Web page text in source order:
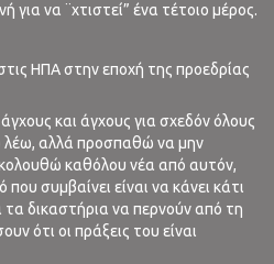
για να ¨χτιστεί” ένα τέτοιο μέρος.
ΗΠΑ στην εποχή της προεδρίας
και άγχους για σχεδόν όλους
αλλά προσπαθώ να μην
καθόλου νέα από αυτόν,
συμβαίνει είναι να κάνει κάτι
τα δικαστήρια να περνούν από τη
ότι οι πράξεις του είναι